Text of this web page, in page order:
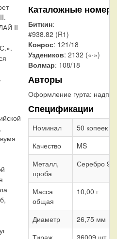
II
Каталожные номера
Биткин:
#938.82 (R1)
Конрос: 121/18
Уздеников: 2132 («·»)
Волмар: 108/18
Авторы
Оформление гурта:
Спецификации
Номинал
50 копеек
Качество
MS
Металл,
проба
Серебро
Масса
общая
10,00 г
Диаметр
26,75 мм
Тираж
36009 шт.